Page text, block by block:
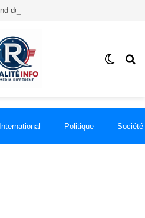
Switch
International Politique Société